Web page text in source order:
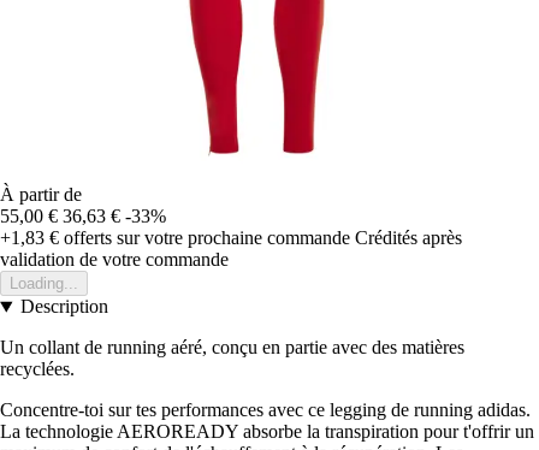
À partir de
55,00 € 36,63 € -33%
+1,83 € offerts sur votre prochaine commande Crédités après
validation de votre commande
Loading...
Description
Un collant de running aéré, conçu en partie avec des matières
recyclées.
Concentre-toi sur tes performances avec ce legging de running adidas.
La technologie AEROREADY absorbe la transpiration pour t'offrir un